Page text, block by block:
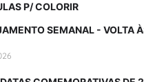
P/ COLORIR
SEMANAL - VOLTA